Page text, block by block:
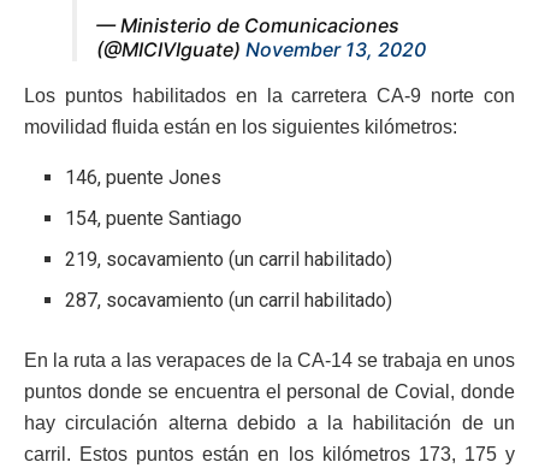
— Ministerio de Comunicaciones
(@MICIVIguate) November 13, 2020
Los puntos habilitados en la carretera CA-9 norte con
movilidad fluida están en los siguientes kilómetros:
146, puente Jones
154, puente Santiago
219, socavamiento (un carril habilitado)
287, socavamiento (un carril habilitado)
En la ruta a las verapaces de la CA-14 se trabaja en unos
puntos donde se encuentra el personal de Covial, donde
hay circulación alterna debido a la habilitación de un
carril. Estos puntos están en los kilómetros 173, 175 y